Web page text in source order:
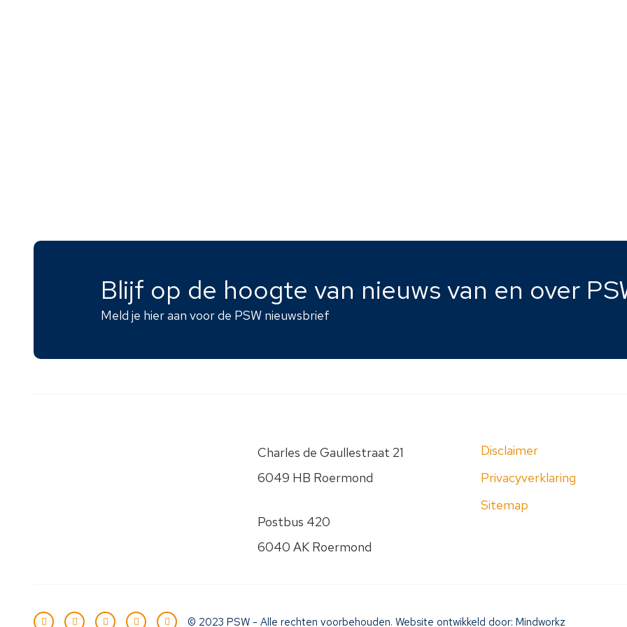
Blijf op de hoogte van nieuws van en over
Meld je hier aan voor de PSW nieuwsbrief
Charles de Gaullestraat 21
6049 HB Roermond
Postbus 420
6040 AK Roermond
Disclaimer
Privacyverklaring
Sitemap
© 2023 PSW - Alle rechten voorbehouden. Website ontwikkeld door: Mindworkz